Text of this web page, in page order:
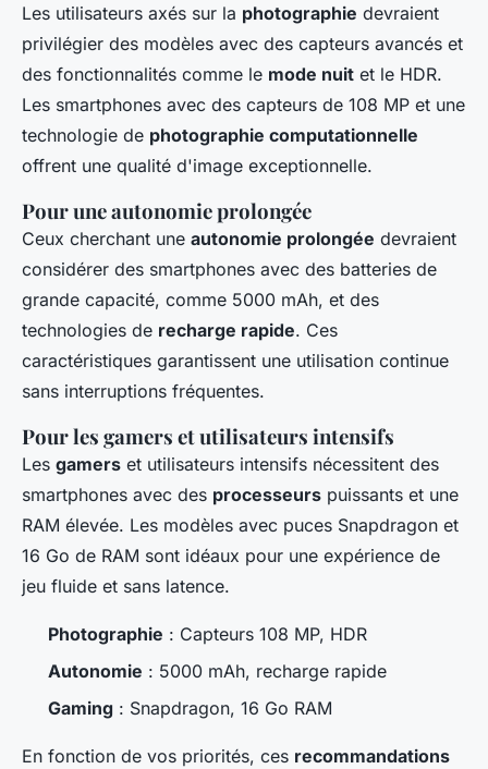
Les utilisateurs axés sur la photographie devraient
privilégier des modèles avec des capteurs avancés et
des fonctionnalités comme le mode nuit et le HDR.
Les smartphones avec des capteurs de 108 MP et une
technologie de photographie computationnelle
offrent une qualité d'image exceptionnelle.
Pour une autonomie prolongée
Ceux cherchant une autonomie prolongée devraient
considérer des smartphones avec des batteries de
grande capacité, comme 5000 mAh, et des
technologies de recharge rapide. Ces
caractéristiques garantissent une utilisation continue
sans interruptions fréquentes.
Pour les gamers et utilisateurs intensifs
Les gamers et utilisateurs intensifs nécessitent des
smartphones avec des processeurs puissants et une
RAM élevée. Les modèles avec puces Snapdragon et
16 Go de RAM sont idéaux pour une expérience de
jeu fluide et sans latence.
Photographie : Capteurs 108 MP, HDR
Autonomie : 5000 mAh, recharge rapide
Gaming : Snapdragon, 16 Go RAM
En fonction de vos priorités, ces recommandations